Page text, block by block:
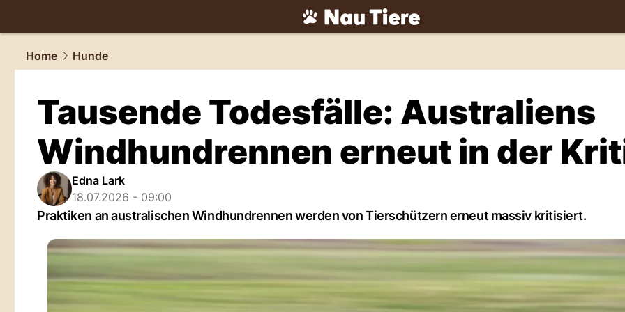
tiere.NAU.ch
Home
Hunde
Tausende Todesfälle: Australiens
Windhundrennen erneut in der
Edna Lark
18.07.2026 - 09:00
Praktiken an australischen Windhundrennen werden von Tierschützern erneut massiv kritisiert.